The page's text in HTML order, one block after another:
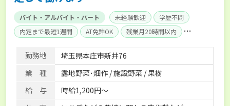
バイト・アルバイト・パート 未経験歓迎
学歴不問
内定まで最短1週間
AT免許OK
残業月20時間以内
賞与実績あり
独立支援可能 社会保険完備
勤務地
埼玉県本庄市新井76
業 種
露地野菜･畑作 / 施設野菜 / 果樹
給 与
時給1,200円～